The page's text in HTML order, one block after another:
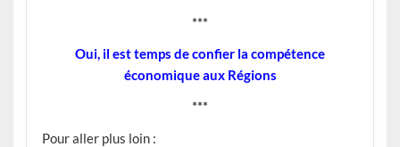
***
Oui, il est temps de confier la compétence
économique aux Régions
***
Pour aller plus loin :